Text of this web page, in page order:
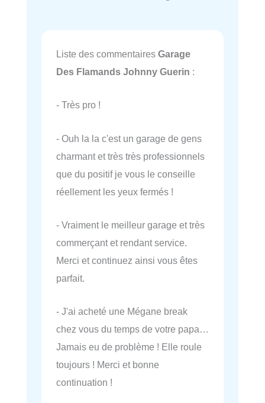
Liste des commentaires Garage
Des Flamands Johnny Guerin :
- Très pro !
- Ouh la la c'est un garage de gens
charmant et très très professionnels
que du positif je vous le conseille
réellement les yeux fermés !
- Vraiment le meilleur garage et très
commerçant et rendant service.
Merci et continuez ainsi vous êtes
parfait.
- J'ai acheté une Mégane break
chez vous du temps de votre papa…
Jamais eu de problème ! Elle roule
toujours ! Merci et bonne
continuation !